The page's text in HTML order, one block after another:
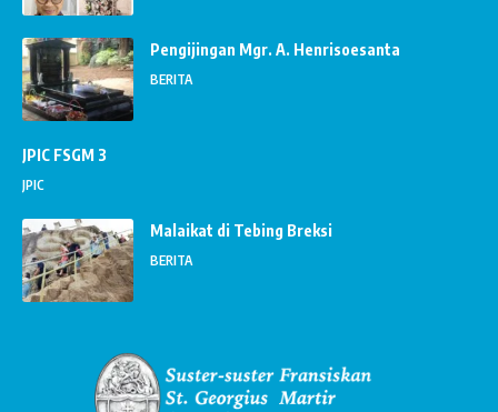
Pengijingan Mgr. A. Henrisoesanta
BERITA
JPIC FSGM 3
JPIC
Malaikat di Tebing Breksi
BERITA